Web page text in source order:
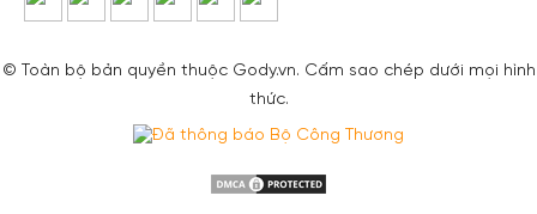
© Toàn bộ bản quyền thuộc Gody.vn. Cấm sao chép dưới mọi hình
thức.